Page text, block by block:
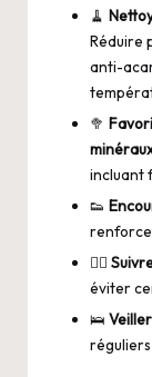
🧹
Réduire
anti-
🥦
incluant
👟
👨‍⚕️
éviter
🛌